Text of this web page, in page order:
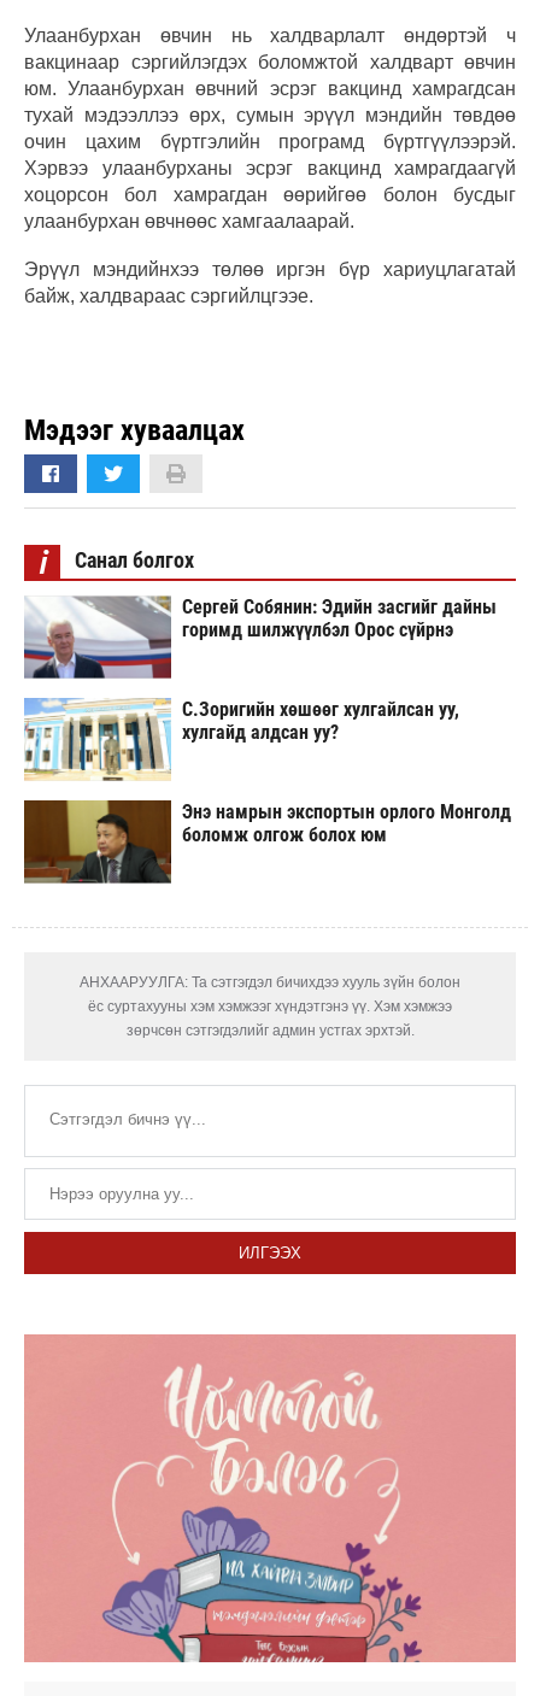
Улаанбурхан өвчин нь халдварлалт өндөртэй ч
вакцинаар сэргийлэгдэх боломжтой халдварт өвчин
юм. Улаанбурхан өвчний эсрэг вакцинд хамрагдсан
тухай мэдээллээ өрх, сумын эрүүл мэндийн төвдөө
очин цахим бүртгэлийн програмд бүртгүүлээрэй.
Хэрвээ улаанбурханы эсрэг вакцинд хамрагдаагүй
хоцорсон бол хамрагдан өөрийгөө болон бусдыг
улаанбурхан өвчнөөс хамгаалаарай.
Эрүүл мэндийнхээ төлөө иргэн бүр хариуцлагатай
байж, халдвараас сэргийлцгээе.
Мэдээг хуваалцах
i Санал болгох
Сергей Собянин: Эдийн засгийг дайны
горимд шилжүүлбэл Орос сүйрнэ
С.Зоригийн хөшөөг хулгайлсан уу,
хулгайд алдсан уу?
Энэ намрын экспортын орлого Монголд
боломж олгож болох юм
АНХААРУУЛГА: Та сэтгэгдэл бичихдээ хууль зүйн болон
ёс суртахууны хэм хэмжээг хүндэтгэнэ үү. Хэм хэмжээ
зөрчсөн сэтгэгдэлийг админ устгах эрхтэй.
ИЛГЭЭХ